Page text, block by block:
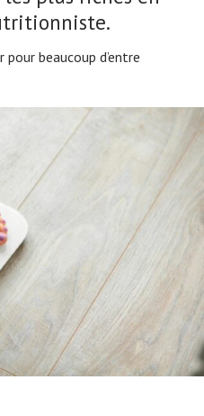
pour beaucoup d’entre